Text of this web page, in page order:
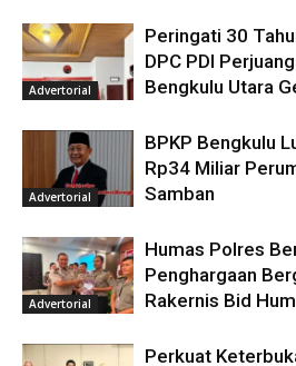
Advertorial
Peringati 30
DPC PDI
Bengkulu Utara
Advertorial
BPKP Bengkulu
Rp34 Miliar
Samban
Advertorial
Humas Polres
Penghargaan
Rakernis Bid
Perkuat